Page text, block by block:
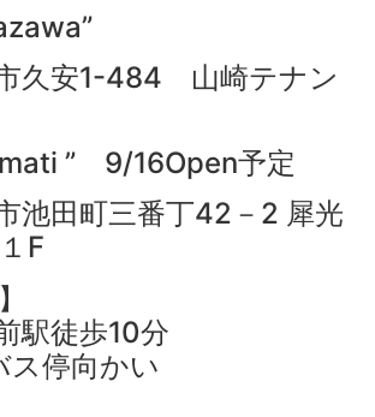
久安1-484 山崎テナン
” 9/16Open予定
池田町三番丁42－2 犀光
F
駅徒歩10分
ス停向かい